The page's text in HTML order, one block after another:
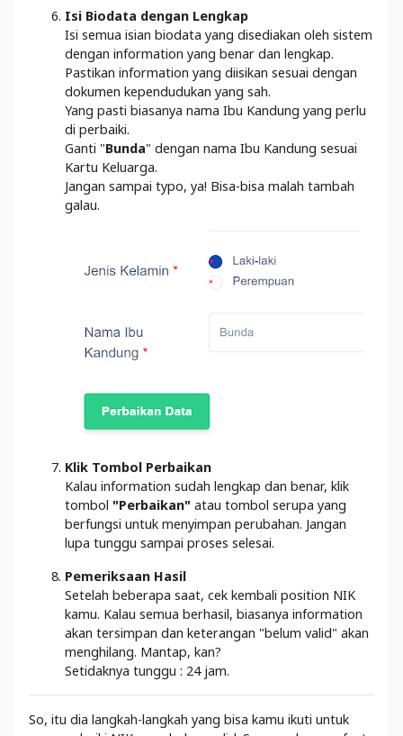
Isi Biodata dengan Lengkap
Isi semua isian biodata yang disediakan oleh sistem
dengan information yang benar dan lengkap.
Pastikan information yang diisikan sesuai dengan
dokumen kependudukan yang sah.
Yang pasti biasanya nama Ibu Kandung yang perlu
di perbaiki.
Ganti "Bunda" dengan nama Ibu Kandung sesuai
Kartu Keluarga.
Jangan sampai typo, ya! Bisa-bisa malah tambah
galau.
Klik Tombol Perbaikan
Kalau information sudah lengkap dan benar, klik
tombol "Perbaikan" atau tombol serupa yang
berfungsi untuk menyimpan perubahan. Jangan
lupa tunggu sampai proses selesai.
Pemeriksaan Hasil
Setelah beberapa saat, cek kembali position NIK
kamu. Kalau semua berhasil, biasanya information
akan tersimpan dan keterangan "belum valid" akan
menghilang. Mantap, kan?
Setidaknya tunggu : 24 jam.
So, itu dia langkah-langkah yang bisa kamu ikuti untuk